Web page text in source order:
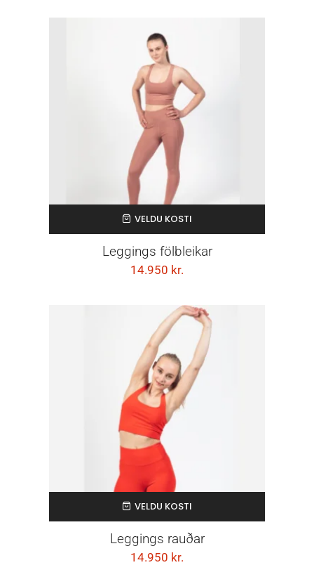
VELDU KOSTI
Leggings fölbleikar
14.950 kr.
VELDU KOSTI
Leggings rauðar
14.950 kr.